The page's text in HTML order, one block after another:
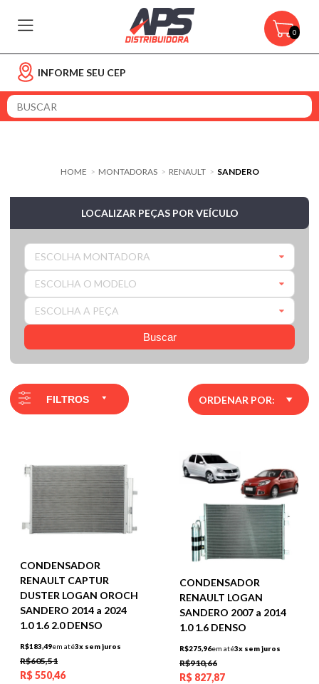
0
INFORME SEU CEP
HOME > MONTADORAS > RENAULT > SANDERO
LOCALIZAR PEÇAS POR VEÍCULO
ESCOLHA MONTADORA
ESCOLHA O MODELO
ESCOLHA A PEÇA
Buscar
FILTROS ORDENAR POR:
CONDENSADOR
RENAULT CAPTUR
DUSTER LOGAN OROCH
SANDERO 2014 a 2024
1.0 1.6 2.0 DENSO
R$183,49em até3x sem juros
R$605,51
R$550,46
CONDENSADOR
RENAULT LOGAN
SANDERO 2007 a 2014
1.0 1.6 DENSO
R$275,96em até3x sem juros
R$910,66
R$ 827,87